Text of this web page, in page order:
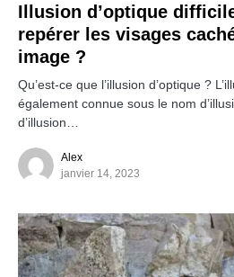
Illusion d’optique
repérer les visages
image ?
Qu’est-ce que l’illusion d’optique ?
également connue sous le nom
d’illusion…
Alex
janvier 14, 2023